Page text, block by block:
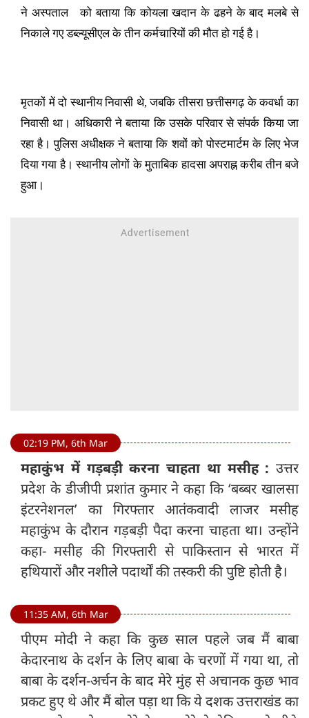
ने अस्पताल को बताया कि कोयला खदान के ढहने के बाद मलबे से
निकाले गए डब्ल्यूसीएल के तीन कर्मचारियों की मौत हो गई है।
मृतकों में दो स्थानीय निवासी थे, जबकि तीसरा छत्तीसगढ़ के कवर्धा का
निवासी था। अधिकारी ने बताया कि उसके परिवार से संपर्क किया जा
रहा है। पुलिस अधीक्षक ने बताया कि शवों को पोस्टमार्टम के लिए भेज
दिया गया है। स्थानीय लोगों के मुताबिक हादसा अपराह्न करीब तीन बजे
हुआ।
02:19 PM, 6th Mar
महाकुंभ में गड़बड़ी करना चाहता था मसीह : उत्तर
प्रदेश के डीजीपी प्रशांत कुमार ने कहा कि ‘बब्बर खालसा
इंटरनेशनल’ का गिरफ्तार आतंकवादी लाजर मसीह
महाकुंभ के दौरान गड़बड़ी पैदा करना चाहता था। उन्होंने
कहा- मसीह की गिरफ्तारी से पाकिस्तान से भारत में
हथियारों और नशीले पदार्थों की तस्करी की पुष्टि होती है।
11:35 AM, 6th Mar
पीएम मोदी ने कहा कि कुछ साल पहले जब मैं बाबा
केदारनाथ के दर्शन के लिए बाबा के चरणों में गया था, तो
बाबा के दर्शन-अर्चन के बाद मेरे मुंह से अचानक कुछ भाव
प्रकट हुए थे और मैं बोल पड़ा था कि ये दशक उत्तराखंड का